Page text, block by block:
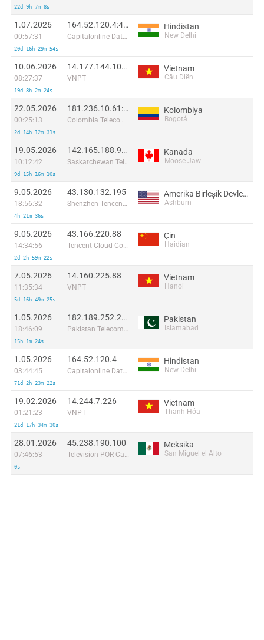
22d 9h 7m 8s
1.07.2026
00:57:31
20d 16h 29m 54s
164.52.120.4:47528
Capitalonline Data Service (HK) Co
Hindistan
New Delhi
10.06.2026
08:27:37
19d 8h 2m 24s
14.177.144.101:34363
VNPT
Vietnam
Cầu Diễn
22.05.2026
00:25:13
2d 14h 12m 31s
181.236.10.61:58098
Colombia Telecomunicaciones S.a. ESP
Kolombiya
Bogotá
19.05.2026
10:12:42
9d 15h 16m 10s
142.165.188.91:48168
Saskatchewan Telecommunications
Kanada
Moose Jaw
9.05.2026
18:56:32
4h 21m 36s
43.130.132.195
Shenzhen Tencent Computer Systems Company Limited
Amerika Birleşik Devletleri
Ashburn
9.05.2026
14:34:56
2d 2h 59m 22s
43.166.220.88
Tencent Cloud Computing (Beijing) Co
Çin
Haidian
7.05.2026
11:35:34
5d 16h 49m 25s
14.160.225.88
VNPT
Vietnam
Hanoi
1.05.2026
18:46:09
15h 1m 24s
182.189.252.212
Pakistan Telecommuication company limited
Pakistan
Islamabad
1.05.2026
03:44:45
71d 2h 23m 22s
164.52.120.4
Capitalonline Data Service (HK) Co
Hindistan
New Delhi
19.02.2026
01:21:23
21d 17h 34m 30s
14.244.7.226
VNPT
Vietnam
Thanh Hóa
28.01.2026
07:46:53
0s
45.238.190.100
Television POR Cable Tepa S.A De C.V
Meksika
San Miguel el Alto